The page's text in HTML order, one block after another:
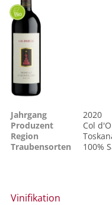
Jahrgang
2020
Produzent
Col
Region
Traubensorten
100%
Vinifikation